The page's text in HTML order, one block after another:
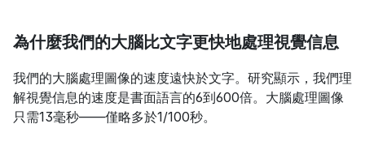
為什麼我們的大腦比文字更快地處理視覺信息
我們的大腦處理圖像的速度遠快於文字。研究顯示，我們理
解視覺信息的速度是書面語言的6到600倍。大腦處理圖像
只需13毫秒——僅略多於1/100秒。